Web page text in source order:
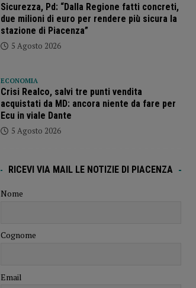
Sicurezza, Pd: “Dalla Regione fatti concreti,
due milioni di euro per rendere più sicura la
stazione di Piacenza”
5 Agosto 2026
ECONOMIA
Crisi Realco, salvi tre punti vendita
acquistati da MD: ancora niente da fare per
Ecu in viale Dante
5 Agosto 2026
RICEVI VIA MAIL LE NOTIZIE DI PIACENZA
Nome
Cognome
Email